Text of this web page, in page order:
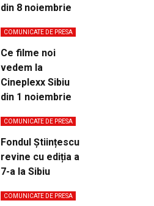
din 8 noiembrie
COMUNICATE DE PRESA
Ce filme noi
vedem la
Cineplexx Sibiu
din 1 noiembrie
COMUNICATE DE PRESA
Fondul Științescu
revine cu ediția a
7-a la Sibiu
COMUNICATE DE PRESA